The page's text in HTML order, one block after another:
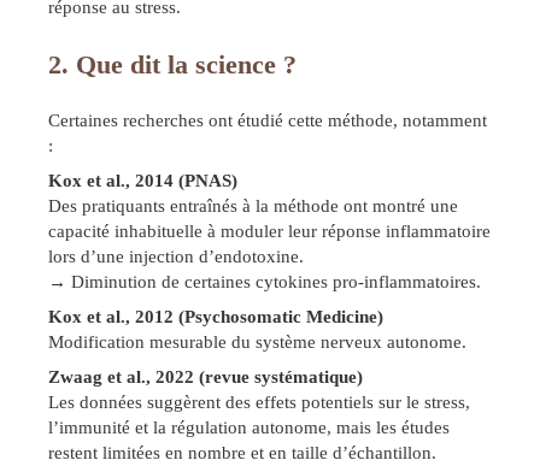
réponse au stress.
2. Que dit la science ?
Certaines recherches ont étudié cette méthode, notamment
:
Kox et al., 2014 (PNAS)
Des pratiquants entraînés à la méthode ont montré une
capacité inhabituelle à moduler leur réponse inflammatoire
lors d’une injection d’endotoxine.
→ Diminution de certaines cytokines pro-inflammatoires.
Kox et al., 2012 (Psychosomatic Medicine)
Modification mesurable du système nerveux autonome.
Zwaag et al., 2022 (revue systématique)
Les données suggèrent des effets potentiels sur le stress,
l’immunité et la régulation autonome, mais les études
restent limitées en nombre et en taille d’échantillon.